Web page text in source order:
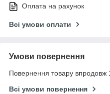
Оплата на рахунок
Всі умови оплати
Умови повернення
Повернення товару впродовж
Всі умови повернення